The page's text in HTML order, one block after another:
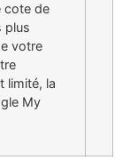
cote de
plus
votre
limité, la
My